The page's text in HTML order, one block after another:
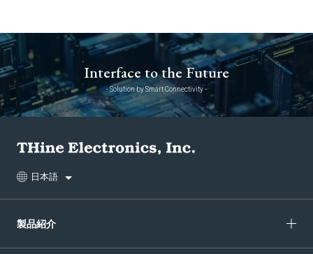
Interface to the Future
- Solution by Smart Connectivity -
日本語
製品紹介